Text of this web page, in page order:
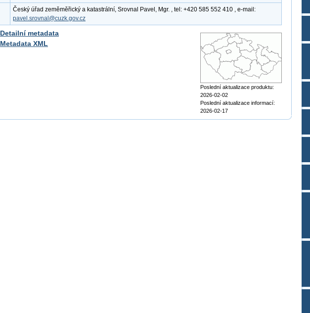
Český úřad zeměměřický a katastrální, Srovnal Pavel, Mgr. , tel: +420 585 552 410 , e-mail:
pavel.srovnal@cuzk.gov.cz
Detailní metadata
Metadata XML
Poslední aktualizace produktu:
2026-02-02
Poslední aktualizace informací:
2026-02-17